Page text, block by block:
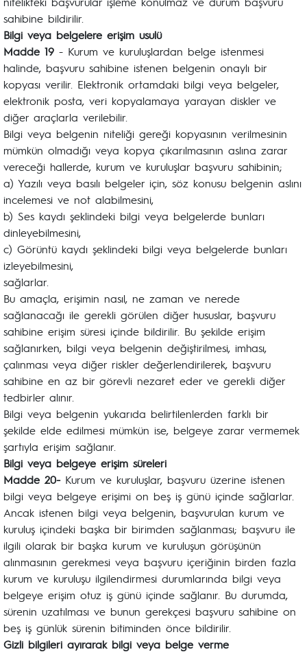
sahibine bildirilir.
Bilgi veya belgelere erişim usulü
Madde 19 - Kurum ve kuruluşlardan belge istenmesi
halinde, başvuru sahibine istenen belgenin onaylı bir
kopyası verilir. Elektronik ortamdaki bilgi veya belgeler,
elektronik posta, veri kopyalamaya yarayan diskler ve
diğer araçlarla verilebilir.
Bilgi veya belgenin niteliği gereği kopyasının verilmesinin
mümkün olmadığı veya kopya çıkarılmasının aslına zarar
vereceği hallerde, kurum ve kuruluşlar başvuru sahibinin;
a) Yazılı veya basılı belgeler için, söz konusu belgenin aslını
incelemesi ve not alabilmesini,
b) Ses kaydı şeklindeki bilgi veya belgelerde bunları
dinleyebilmesini,
c) Görüntü kaydı şeklindeki bilgi veya belgelerde bunları
izleyebilmesini,
sağlarlar.
Bu amaçla, erişimin nasıl, ne zaman ve nerede
sağlanacağı ile gerekli görülen diğer hususlar, başvuru
sahibine erişim süresi içinde bildirilir. Bu şekilde erişim
sağlanırken, bilgi veya belgenin değiştirilmesi, imhası,
çalınması veya diğer riskler değerlendirilerek, başvuru
sahibine en az bir görevli nezaret eder ve gerekli diğer
tedbirler alınır.
Bilgi veya belgenin yukarıda belirtilenlerden farklı bir
şekilde elde edilmesi mümkün ise, belgeye zarar vermemek
şartıyla erişim sağlanır.
Bilgi veya belgeye erişim süreleri
Madde 20- Kurum ve kuruluşlar, başvuru üzerine istenen
bilgi veya belgeye erişimi on beş iş günü içinde sağlarlar.
Ancak istenen bilgi veya belgenin, başvurulan kurum ve
kuruluş içindeki başka bir birimden sağlanması; başvuru ile
ilgili olarak bir başka kurum ve kuruluşun görüşünün
alınmasının gerekmesi veya başvuru içeriğinin birden fazla
kurum ve kuruluşu ilgilendirmesi durumlarında bilgi veya
belgeye erişim otuz iş günü içinde sağlanır. Bu durumda,
sürenin uzatılması ve bunun gerekçesi başvuru sahibine on
beş iş günlük sürenin bitiminden önce bildirilir.
Gizli bilgileri ayırarak bilgi veya belge verme